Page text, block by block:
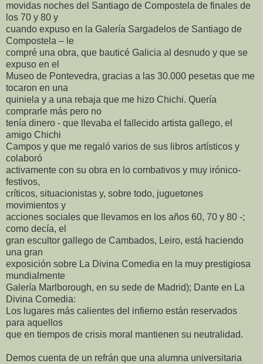
movidas noches del Santiago de Compostela de finales de
los 70 y 80 y
cuando expuso en la Galería Sargadelos de Santiago de
Compostela – le
compré una obra, que bauticé Galicia al desnudo y que se
expuso en el
Museo de Pontevedra, gracias a las 30.000 pesetas que me
tocaron en una
quiniela y a una rebaja que me hizo Chichi. Quería
comprarle más pero no
tenía dinero - que llevaba el fallecido artista gallego, el
amigo Chichi
Campos y que me regaló varios de sus libros artísticos y
colaboró
activamente con su obra en lo combativos y muy irónico-
festivos,
críticos, situacionistas y, sobre todo, juguetones
movimientos y
acciones sociales que llevamos en los años 60, 70 y 80 -;
como decía, el
gran escultor gallego de Cambados, Leiro, está haciendo
una gran
exposición sobre La Divina Comedia en la muy prestigiosa
mundialmente
Galería Marlborough, en su sede de Madrid); Dante en La
Divina Comedia:
Los lugares más calientes del infierno están reservados
para aquellos
que en tiempos de crisis moral mantienen su neutralidad.
Demos cuenta de un refrán que una alumna universitaria